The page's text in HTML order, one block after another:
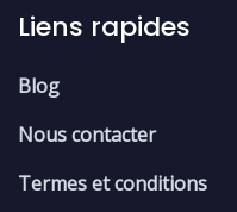
Liens rapides
Blog
Nous contacter
Termes et conditions